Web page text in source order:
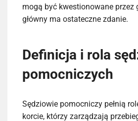
mogą być kwestionowane przez
główny ma ostateczne zdanie.
Definicja i rola
pomocniczych
Sędziowie pomocniczy pełnią
korcie, którzy zarządzają